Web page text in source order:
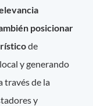
posicionar
de
y generando
través de la
y